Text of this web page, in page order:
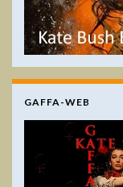
GAFFA-WEB